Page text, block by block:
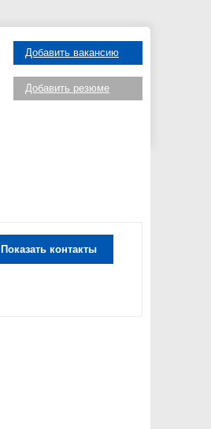
Добавить вакансию
Добавить резюме
Показать контакты